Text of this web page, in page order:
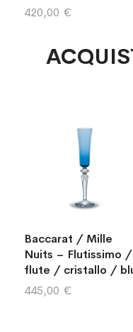
420,00 €
Baccarat / Mille
Nuits – Flutissimo /
flute / cristallo /
445,00 €